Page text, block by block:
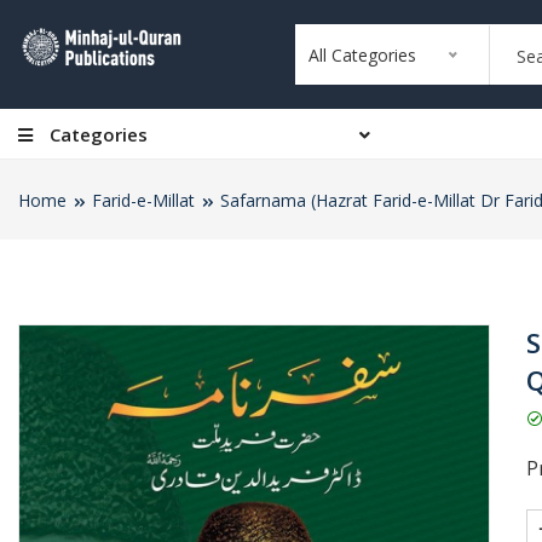
All Categories
Categories
Home Farid-e-Millat Safarnama (Hazrat Farid-e-Millat Dr